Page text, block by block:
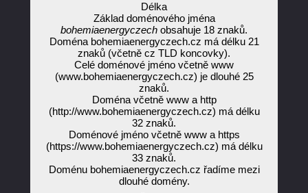
Délka
Základ doménového jména
bohemiaenergyczech obsahuje 18 znaků.
Doména bohemiaenergyczech.cz má délku 21
znaků (včetně cz TLD koncovky).
Celé doménové jméno včetně www
(www.bohemiaenergyczech.cz) je dlouhé 25
znaků.
Doména včetně www a http
(http://www.bohemiaenergyczech.cz) má délku
32 znaků.
Doménové jméno včetně www a https
(https://www.bohemiaenergyczech.cz) má délku
33 znaků.
Doménu bohemiaenergyczech.cz řadíme mezi
dlouhé domény.